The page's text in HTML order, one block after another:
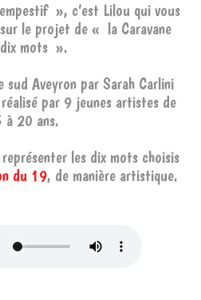
», c’est Lilou qui vous
le projet de « la Caravane
mots ».
sud Aveyron par Sarah Carlini
par 9 jeunes artistes de
à 20 ans.
les dix mots choisis
du 19, de manière artistique.